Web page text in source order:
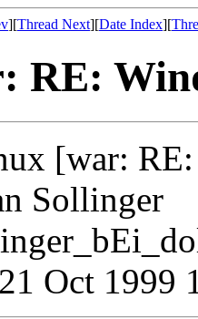
][Thread Next][Date Index][
RE:
[war:
Sollinger
Oct 1999